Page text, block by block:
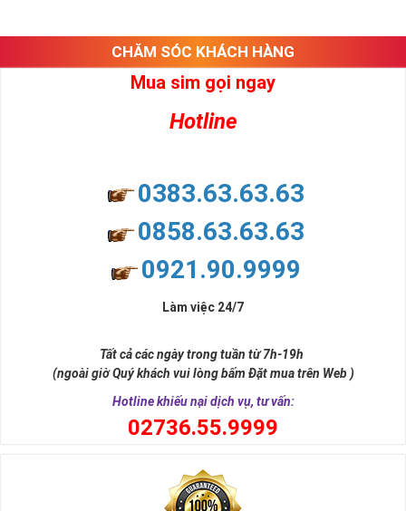
CHĂM SÓC KHÁCH HÀNG
Mua sim gọi ngay
Hotline
0383.63.63.63
0858.63.63.63
0921.90.9999
Làm việc 24/7
Tất cả các ngày trong tuần từ 7h-19h
(ngoài giờ Quý khách vui lòng bấm Đặt mua trên Web )
Hotline khiếu nại dịch vụ, tư vấn:
02736.55.9999